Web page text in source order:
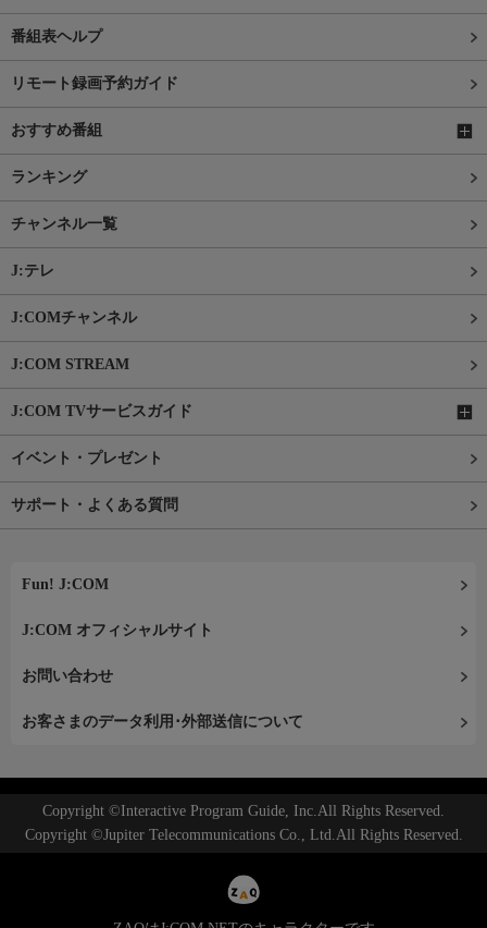
番組表ヘルプ
リモート録画予約ガイド
おすすめ番組
ランキング
チャンネル一覧
J:テレ
J:COMチャンネル
J:COM STREAM
J:COM TVサービスガイド
イベント・プレゼント
サポート・よくある質問
Fun! J:COM
J:COM オフィシャルサイト
お問い合わせ
お客さまのデータ利用･外部送信について
Copyright ©Interactive Program Guide, Inc.All Rights Reserved.
Copyright ©Jupiter Telecommunications Co., Ltd.All Rights Reserved.